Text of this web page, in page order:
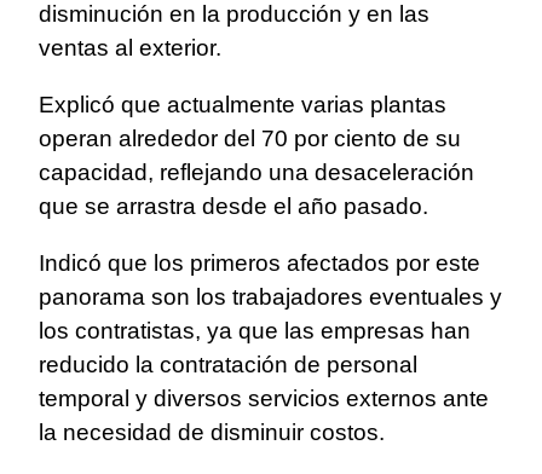
disminución en la producción y en las
ventas al exterior.
Explicó que actualmente varias plantas
operan alrededor del 70 por ciento de su
capacidad, reflejando una desaceleración
que se arrastra desde el año pasado.
Indicó que los primeros afectados por este
panorama son los trabajadores eventuales y
los contratistas, ya que las empresas han
reducido la contratación de personal
temporal y diversos servicios externos ante
la necesidad de disminuir costos.